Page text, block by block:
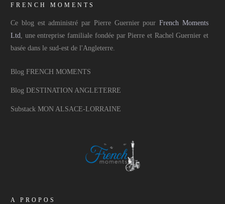
FRENCH MOMENTS
Ce blog est administré par Pierre Guernier pourFrench Moments
Ltd, une entreprise familiale fondée par Pierre et Rachel Guernier et
basée dans le sud-est de l'Angleterre.
Blog FRENCH MOMENTS
Blog DESTINATION ANGLETERRE
Substack MON ALSACE-LORRAINE
A PROPOS